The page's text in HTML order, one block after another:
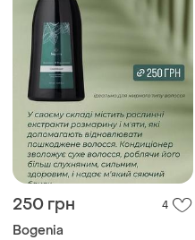
250 грн 4
Bogenia